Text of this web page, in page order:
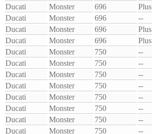
Ducati
Monster 696 Plus
Ducati
Monster 696 --
Ducati
Monster 696 Plus
Ducati
Monster 696 Plus
Ducati
Monster 750 --
Ducati
Monster 750 --
Ducati
Monster 750 --
Ducati
Monster 750 --
Ducati
Monster 750 --
Ducati
Monster 750 --
Ducati
Monster 750 --
Ducati
Monster 750 --